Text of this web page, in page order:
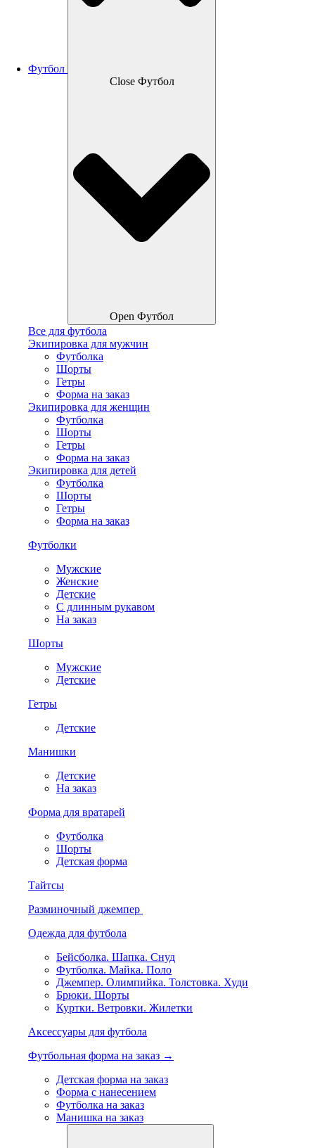
Футбол
Close Футбол
Open Футбол
Все для футбола
Экипировка для мужчин
Футболка
Шорты
Гетры
Форма на заказ
Экипировка для женщин
Футболка
Шорты
Гетры
Форма на заказ
Экипировка для детей
Футболка
Шорты
Гетры
Форма на заказ
Футболки
Мужские
Женские
Детские
С длинным рукавом
На заказ
Шорты
Мужские
Детские
Гетры
Детские
Манишки
Детские
На заказ
Форма для вратарей
Футболка
Шорты
Детская форма
Тайтсы
Разминочный джемпер
Одежда для футбола
Бейсболка. Шапка. Снуд
Футболка. Майка. Поло
Джемпер. Олимпийка. Толстовка. Худи
Брюки. Шорты
Куртки. Ветровки. Жилетки
Аксессуары для футбола
Футбольная форма на заказ →
Детская форма на заказ
Форма с нанесением
Футболка на заказ
Манишка на заказ